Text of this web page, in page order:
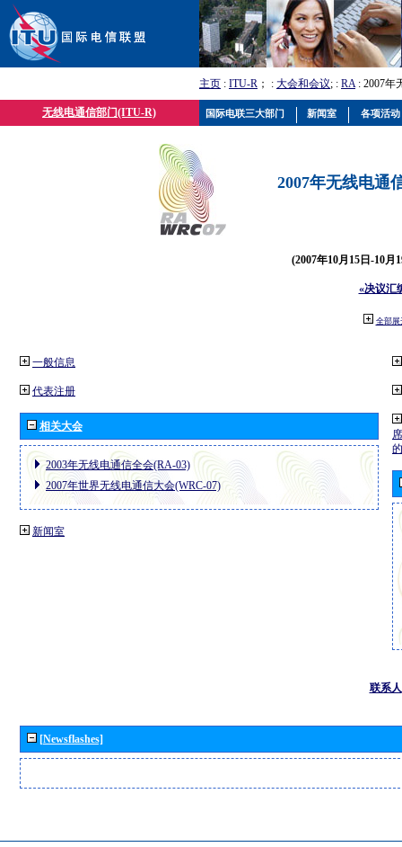
主页 : ITU-R ； : 大会和会议; : RA: 2007年
无线电通信部门(ITU-R)
2007年无线电通
(2007年10月15日-10月
«决议汇
全部展
一般信息
代表注册
相关大会
2003年无线电通信全会(RA-03)
2007年世界无线电通信大会(WRC-07)
新闻室
联系人
[Newsflashes]
国际电联三大部门 新闻室 各项活动